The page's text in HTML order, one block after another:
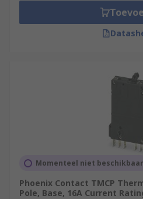
Momenteel niet beschikbaar
Phoenix Contact TMCP
Pole, Base, 16A Current